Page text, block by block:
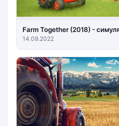
Farm Together (2018) -
14.09.2022